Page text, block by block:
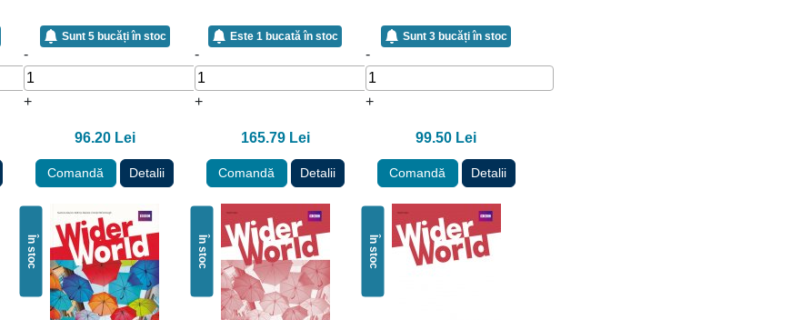
Sunt 5 bucăți în stoc
-
+
96.20 Lei
Comandă Detalii
Este 1 bucată în stoc
-
+
165.79 Lei
Comandă Detalii
Sunt 3 bucăți în stoc
-
+
99.50 Lei
Comandă Detalii
În stoc În stoc În stoc